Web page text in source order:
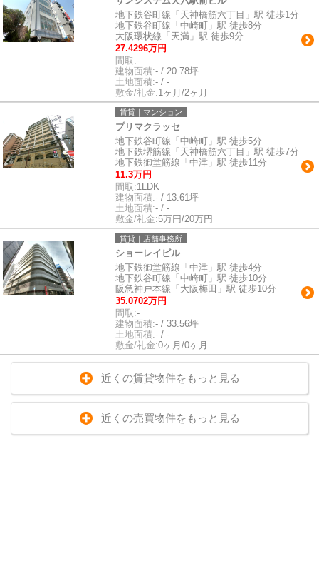
地下鉄谷町線「天神橋筋六丁目」駅 徒歩1分
地下鉄谷町線「中崎町」駅 徒歩8分
大阪環状線「天満」駅 徒歩9分
27.4296万円
間取:-
建物面積:- / 20.78坪
土地面積:- / -
敷金/礼金:1ヶ月/2ヶ月
賃貸｜マンション
プリマクラッセ
地下鉄谷町線「中崎町」駅 徒歩5分
地下鉄堺筋線「天神橋筋六丁目」駅 徒歩7分
地下鉄御堂筋線「中津」駅 徒歩11分
11.3万円
間取:1LDK
建物面積:- / 13.61坪
土地面積:- / -
敷金/礼金:5万円/20万円
賃貸｜店舗事務所
ショーレイビル
地下鉄御堂筋線「中津」駅 徒歩4分
地下鉄谷町線「中崎町」駅 徒歩10分
阪急神戸本線「大阪梅田」駅 徒歩10分
35.0702万円
間取:-
建物面積:- / 33.56坪
土地面積:- / -
敷金/礼金:0ヶ月/0ヶ月
近くの賃貸物件をもっと見る
近くの売買物件をもっと見る